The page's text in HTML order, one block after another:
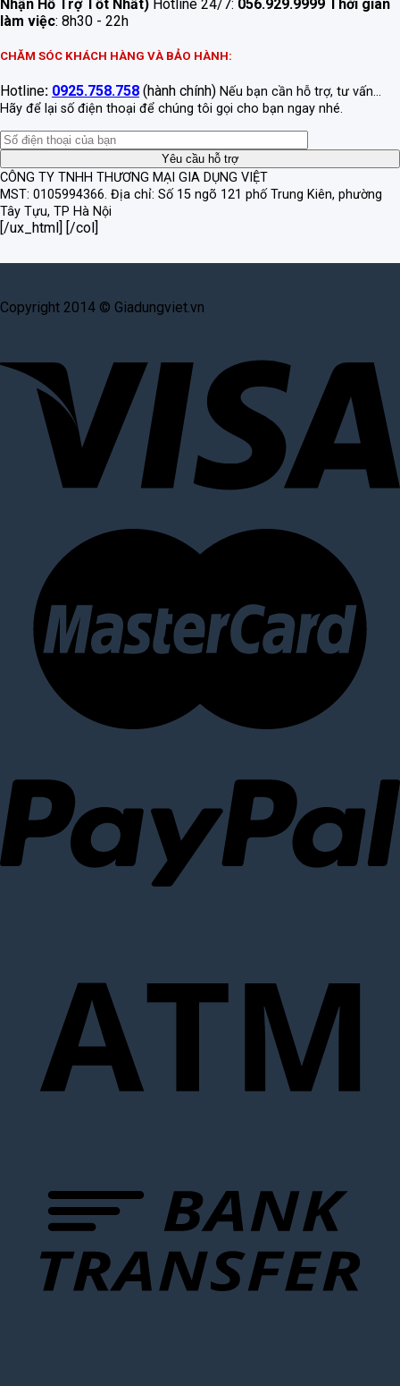
Nhận Hỗ Trợ Tốt Nhất) Hotline 24/7: 056.929.9999
Thời gian
làm việc: 8h30 - 22h
CHĂM SÓC KHÁCH HÀNG VÀ BẢO HÀNH:
Hotline: 0925.758.758 (hành chính) Nếu bạn cần hỗ trợ, tư vấn...
Hãy để lại số điện thoại để chúng tôi gọi cho bạn ngay nhé.
CÔNG TY TNHH THƯƠNG MẠI GIA DỤNG VIỆT
MST: 0105994366. Địa chỉ: Số 15 ngõ 121 phố Trung Kiên, phường
Tây Tựu, TP Hà Nội
[/ux_html] [/col]
Copyright 2014 © Giadungviet.vn